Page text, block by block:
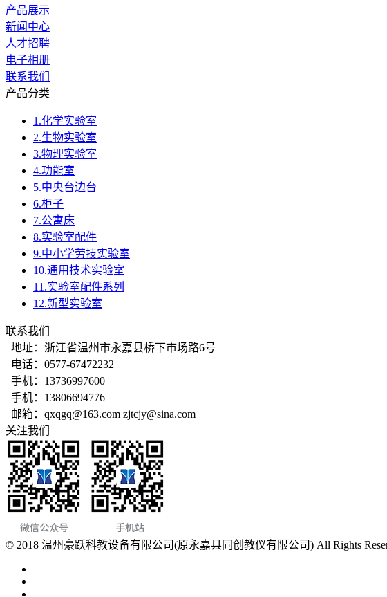
产品展示
新闻中心
人才招聘
电子相册
联系我们
产品分类
1.化学实验室
2.生物实验室
3.物理实验室
4.功能室
5.中央台边台
6.柜子
7.公寓床
8.实验室配件
9.中小学劳技实验室
10.通用技术实验室
11.实验室配件系列
12.新型实验室
联系我们
地址：浙江省温州市永嘉县桥下市场路6号
电话：0577-67472232
手机：13736997600
手机：13806694776
邮箱：qxqgq@163.com zjtcjy@sina.com
关注我们
© 2018 温州豪跃科教设备有限公司(原永嘉县同创教仪有限公司) All Rights